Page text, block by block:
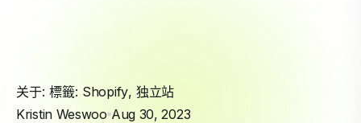
关于: 標籤: Shopify, 独立站
Kristin Weswoo Aug 30, 2023